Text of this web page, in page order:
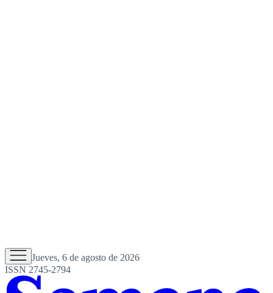
Jueves, 6 de agosto de 2026
ISSN 2745-2794